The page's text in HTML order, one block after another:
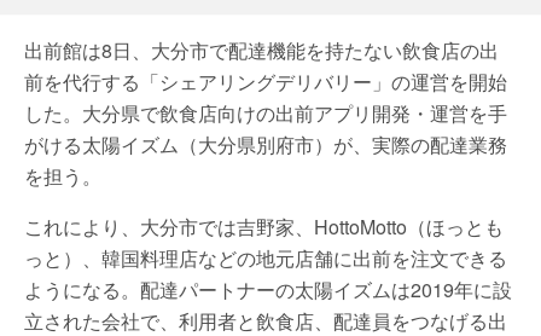
出前館は8日、大分市で配達機能を持たない飲食店の出
前を代行する「シェアリングデリバリー」の運営を開始
した。大分県で飲食店向けの出前アプリ開発・運営を手
がける太陽イズム（大分県別府市）が、実際の配達業務
を担う。
これにより、大分市では吉野家、HottoMotto（ほっとも
っと）、韓国料理店などの地元店舗に出前を注文できる
ようになる。配達パートナーの太陽イズムは2019年に設
立された会社で、利用者と飲食店、配達員をつなげる出